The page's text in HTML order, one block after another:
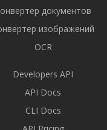
документов
изображений
OCR
Developers API
API Docs
CLI Docs